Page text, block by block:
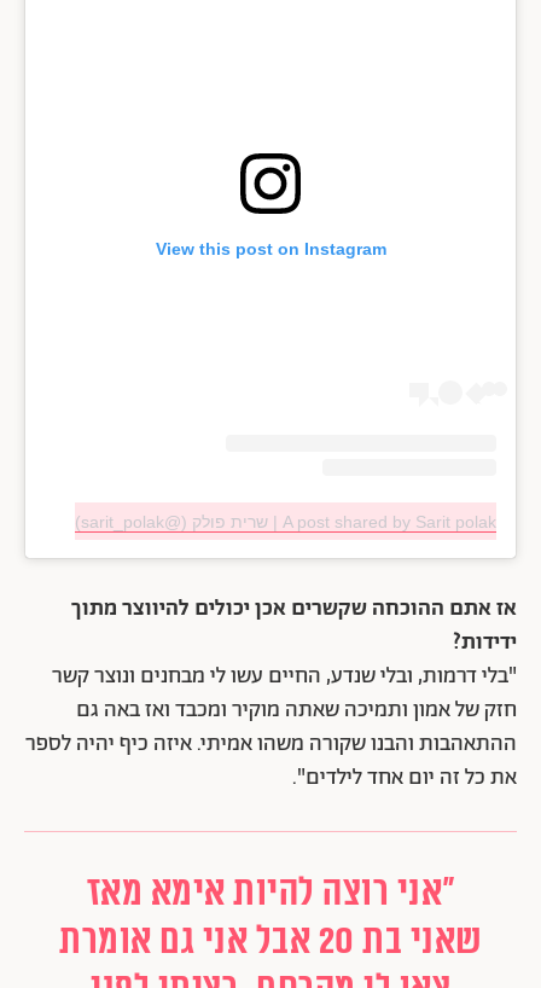
View this post on Instagram
A post shared by Sarit polak | שרית פולק (@sarit_polak)
אז אתם ההוכחה שקשרים אכן יכולים להיווצר מתוך
ידידות?
"בלי דרמות, ובלי שנדע, החיים עשו לי מבחנים ונוצר קשר
חזק של אמון ותמיכה שאתה מוקיר ומכבד ואז באה גם
ההתאהבות והבנו שקורה משהו אמיתי. איזה כיף יהיה לספר
את כל זה יום אחד לילדים".
"אני רוצה להיות אימא מאז
שאני בת 20 אבל אני גם אומרת